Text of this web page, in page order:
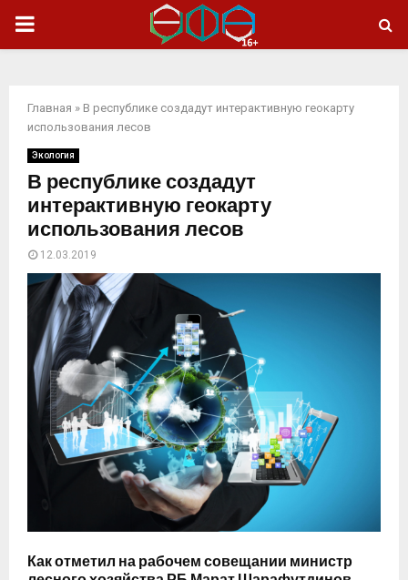
ОСНОВНОЕ
Главная » В республике создадут интерактивную геокарту
использования лесов
Экология
В республике создадут
интерактивную геокарту
использования лесов
12.03.2019
Как отметил на рабочем совещании министр